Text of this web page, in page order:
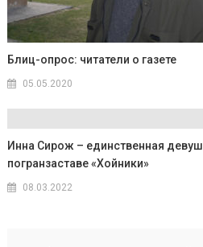
Блиц-опрос: читатели о газете
05.05.2020
Инна Сирож – единственная
погранзаставе «Хойники»
08.03.2022